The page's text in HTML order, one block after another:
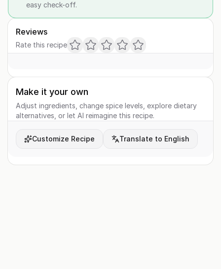
easy check-off.
Reviews
Rate this recipe
Make it your own
Adjust ingredients, change spice levels, explore dietary
alternatives, or let AI reimagine this recipe.
Customize Recipe Translate to English